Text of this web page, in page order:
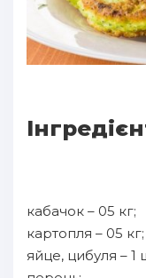
кабачок – 05 кг;
картопля – 05 кг;
яйце, цибуля – 1